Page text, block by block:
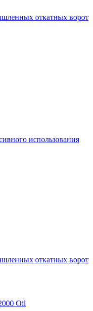
откатных ворот
использования
откатных ворот
Oil